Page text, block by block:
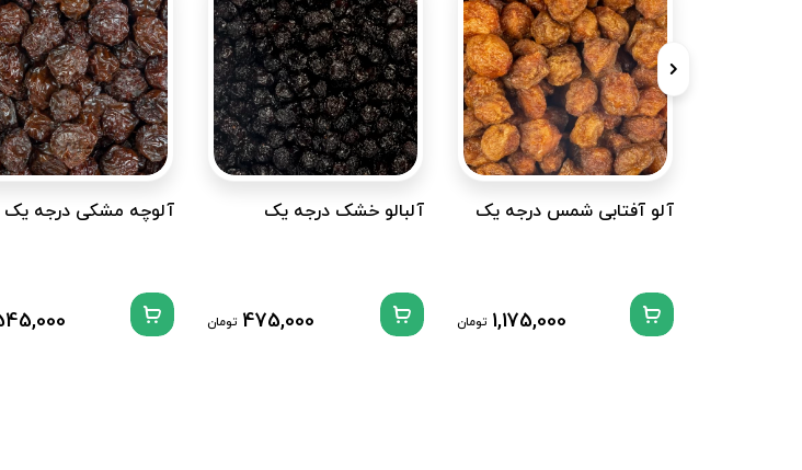
آلو آفتابی شمس درجه یک
1,175,000 تومان
آلبالو خشک درجه یک
475,000 تومان
آلوچه مشکی درجه یک